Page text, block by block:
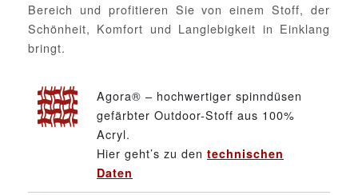
Bereich und profitieren Sie von einem Stoff, der
Schönheit, Komfort und Langlebigkeit in Einklang
bringt.
Agora® – hochwertiger spinndüsen
gefärbter Outdoor-Stoff aus 100%
Acryl.
Hier geht’s zu den technischen
Daten